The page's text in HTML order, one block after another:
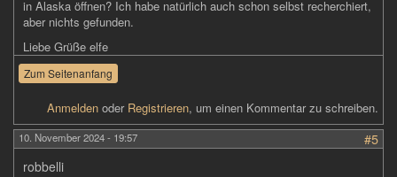
in Alaska öffnen? Ich habe natürlich auch schon selbst recherchiert,
aber nichts gefunden.
Liebe Grüße elfe
Zum Seitenanfang
Anmelden oder Registrieren, um einen Kommentar zu schreiben.
10. November 2024 - 19:57
#5
robbelli